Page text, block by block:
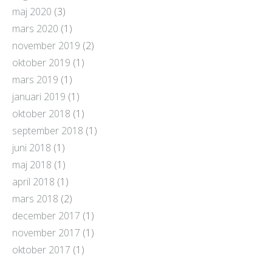
maj 2020 (3)
mars 2020 (1)
november 2019 (2)
oktober 2019 (1)
mars 2019 (1)
januari 2019 (1)
oktober 2018 (1)
september 2018 (1)
juni 2018 (1)
maj 2018 (1)
april 2018 (1)
mars 2018 (2)
december 2017 (1)
november 2017 (1)
oktober 2017 (1)